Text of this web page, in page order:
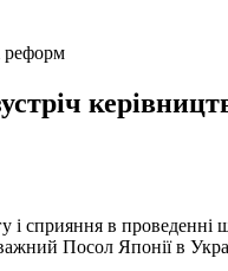
реформ
і сприяння в
Посол Японії в